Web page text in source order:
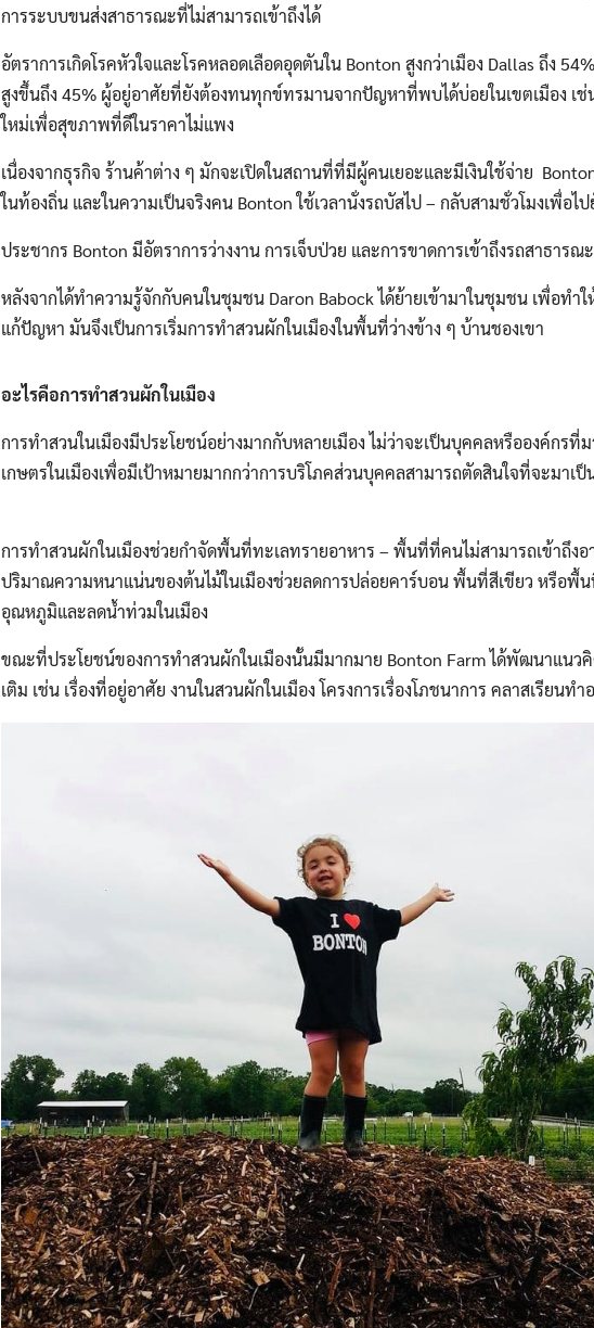
Search
for: Search
การระบบขนส่งสาธารณะที่ไม่สามารถเข้าถึงได้
อัตราการเกิดโรคหัวใจและโรคหลอดเลือดอุดตันใน Bonton สูงกว่าเมือง Dallas ถึง
สูงขึ้นถึง 45% ผู้อยู่อาศัยที่ยังต้องทนทุกข์ทรมานจากปัญหาที่พบได้บ่อยในเขตเมือง เช่
ใหม่เพื่อสุขภาพที่ดีในราคาไม่แพง
เนื่องจากธุรกิจ ร้านค้าต่าง ๆ มักจะเปิดในสถานที่ที่มีผู้คนเยอะและมีเงินใช้จ่าย
ในท้องถิ่น และในความเป็นจริงคน Bonton ใช้เวลานั่งรถบัสไป – กลับสามชั่วโมงเพื่อไ
ประชากร Bonton มีอัตราการว่างงาน การเจ็บป่วย และการขาดการเข้าถึงรถสาธารณ
หลังจากได้ทำความรู้จักกับคนในชุมชน Daron Babock ได้ย้ายเข้ามาในชุมชน เพื่อทํา
แก้ปัญหา มันจึงเป็นการเริ่มการทำสวนผักในเมืองในพื้นที่ว่างข้าง ๆ บ้านชองเขา
อะไรคือการทำสวนผักในเมือง
การทำสวนในเมืองมีประโยชน์อย่างมากกับหลายเมือง ไม่ว่าจะเป็นบุคคลหรือองค์กร
เกษตรในเมืองเพื่อมีเป้าหมายมากกว่าการบริโภคส่วนบุคคลสามารถตัดสินใจที่จะมาเป็
การทำสวนผักในเมืองช่วยกำจัดพื้นที่ทะเลทรายอาหาร – พื้นที่ที่คนไม่สามารถเข้าถึง
ปริมาณความหนาแน่นของต้นไม้ในเมืองช่วยลดการปล่อยคาร์บอน พื้นที่สีเขียว หรือพื้
อุณหภูมิและลดน้ำท่วมในเมือง
ขณะที่ประโยชน์ของการทำสวนผักในเมืองนั้นมีมากมาย Bonton Farm ได้พัฒนาแนวคิ
เติม เช่น เรื่องที่อยู่อาศัย งานในสวนผักในเมือง โครงการเรื่องโภชนาการ คลาสเรียนท